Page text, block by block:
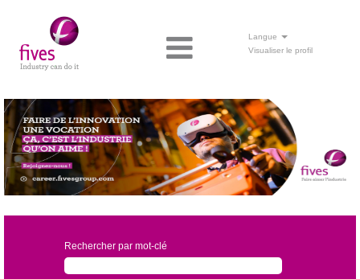
Langue
Visualiser le profil
Rechercher par mot-clé